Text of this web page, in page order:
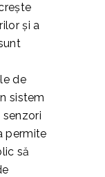
și a
de
sistem
senzori
permite
să